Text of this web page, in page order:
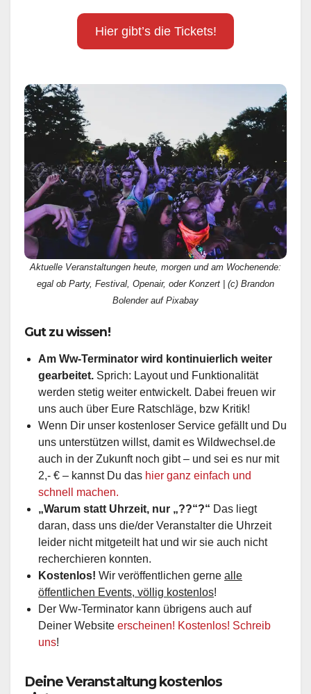
Hier gibt’s die Tickets!
Aktuelle Veranstaltungen heute, morgen und am Wochenende:
egal ob Party, Festival, Openair, oder Konzert | (c) Brandon
Bolender auf Pixabay
Gut zu wissen!
Am Ww-Terminator wird kontinuierlich weiter
gearbeitet. Sprich: Layout und Funktionalität
werden stetig weiter entwickelt. Dabei freuen wir
uns auch über Eure Ratschläge, bzw Kritik!
Wenn Dir unser kostenloser Service gefällt und Du
uns unterstützen willst, damit es Wildwechsel.de
auch in der Zukunft noch gibt – und sei es nur mit
2,- € – kannst Du das hier ganz einfach und
schnell machen.
„Warum statt Uhrzeit, nur „??“?“ Das liegt
daran, dass uns die/der Veranstalter die Uhrzeit
leider nicht mitgeteilt hat und wir sie auch nicht
recherchieren konnten.
Kostenlos! Wir veröffentlichen gerne alle
öffentlichen Events, völlig kostenlos!
Der Ww-Terminator kann übrigens auch auf
Deiner Website erscheinen! Kostenlos! Schreib
uns!
Deine Veranstaltung kostenlos